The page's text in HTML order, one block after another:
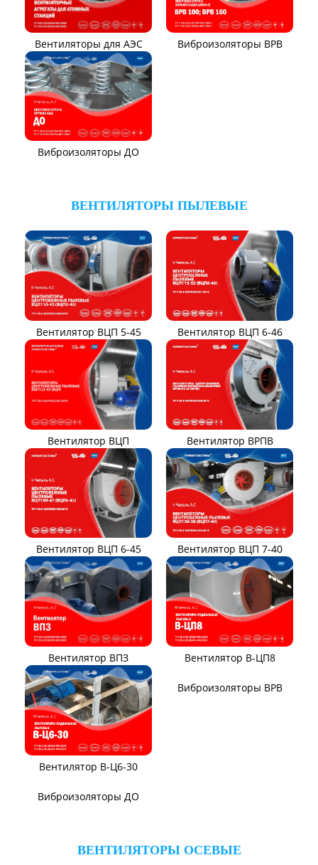
Вентиляторы для АЭС Виброизоляторы ВРВ
Виброизоляторы ДО
ВЕНТИЛЯТОРЫ ПЫЛЕВЫЕ
Вентилятор ВЦП 5-45 Вентилятор ВЦП 6-46
Вентилятор ВЦП Вентилятор ВРПВ
Вентилятор ВЦП 6-45 Вентилятор ВЦП 7-40
Вентилятор ВПЗ Вентилятор В-ЦП8
Вентилятор В-Ц6-30